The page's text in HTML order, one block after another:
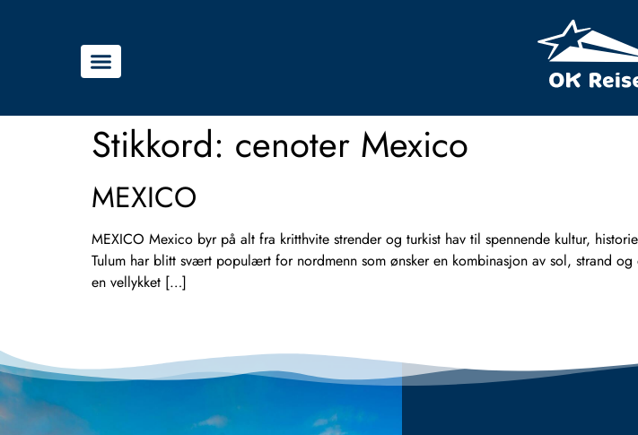
Stikkord: cenoter Mexico
MEXICO
MEXICO Mexico byr på alt fra kritthvite strender og turkist hav til spennende kultur,
Tulum har blitt svært populært for nordmenn som ønsker en kombinasjon av sol, strand
en vellykket […]